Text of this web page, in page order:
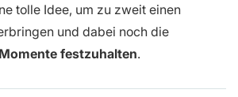
tolle Idee, um zu zweit einen
und dabei noch die
festzuhalten.